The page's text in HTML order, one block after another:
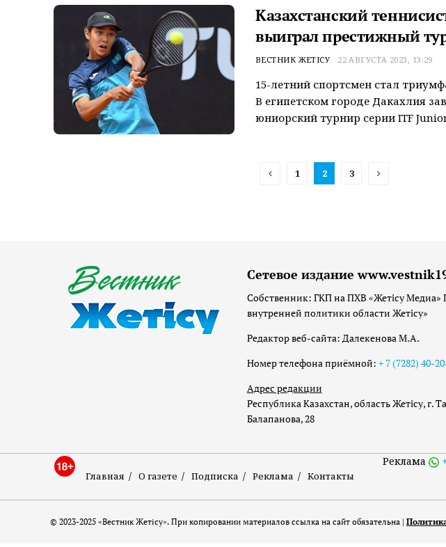
Казахстанский
выиграл престижный
ВЕСТНИК ЖЕТІСУ 22 АВГУСТА 2023, 13:29
15-летний спортсмен стал
В египетском городе Дакахлия
юниорский турнир серии ITF
1 2 3
Сетевое издание
Собственник: ГКП на ПХВ «Жетісу Медиа»
внутренней политики области Жетісу»
Редактор веб-сайта: Далекенова М.А.
Номер телефона приёмной: + 7 (7282) 40-
Адрес редакции
Республика Казахстан, область Жетісу, г.
Балапанова, 28
Главная О газете Подписка Реклама Контакты
Реклама
© 2023-2025 «Вестник Жетісу». При копировании материалов ссылка на сайт обязательна |